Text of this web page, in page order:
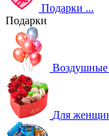
Подарки ...
Подарки
Для